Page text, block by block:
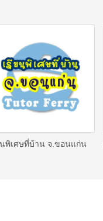
นพิเศษที่บ้าน จ.ขอนแก่น